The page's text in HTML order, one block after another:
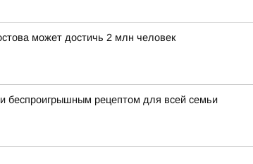
может достичь 2 млн человек
беспроигрышным рецептом для всей семьи